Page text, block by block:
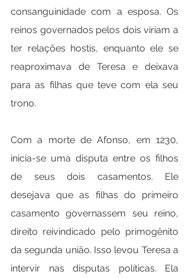
consanguinidade com a esposa. Os
reinos governados pelos dois viriam a
ter relações hostis, enquanto ele se
reaproximava de Teresa e deixava
para as filhas que teve com ela seu
trono.
Com a morte de Afonso, em 1230,
inicia-se uma disputa entre os filhos
de seus dois casamentos. Ele
desejava que as filhas do primeiro
casamento governassem seu reino,
direito reivindicado pelo primogênito
da segunda união. Isso levou Teresa a
intervir nas disputas políticas. Ela